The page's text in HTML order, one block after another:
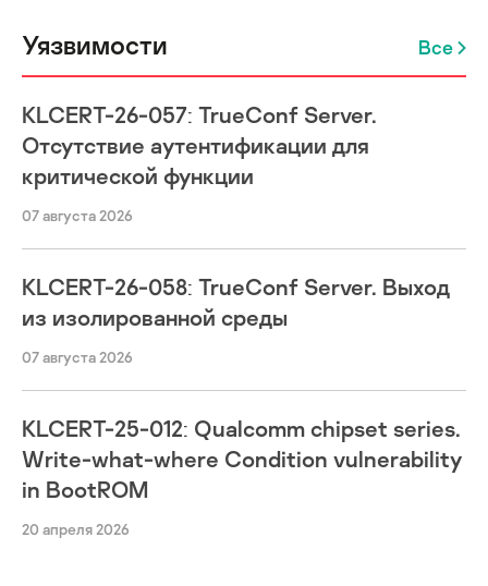
Уязвимости Все
KLCERT-26-057: TrueConf Server.
Отсутствие аутентификации для
критической функции
07 августа 2026
KLCERT-26-058: TrueConf Server. Выход
из изолированной среды
07 августа 2026
KLCERT-25-012: Qualcomm chipset series.
Write-what-where Condition vulnerability
in BootROM
20 апреля 2026